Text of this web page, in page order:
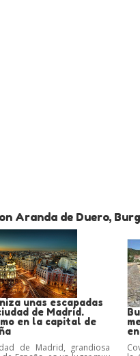
Aranda de Duero,
unas escapadas
de Madrid.
en la capital de
de Madrid, grandiosa